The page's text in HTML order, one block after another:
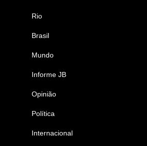
Rio
Brasil
Mundo
Informe JB
Opinião
Política
Internacional